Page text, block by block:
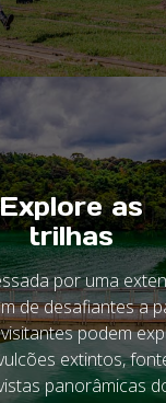
Explore as
trilhas
por uma
de desafiantes a
podem
extintos,
panorâmicas